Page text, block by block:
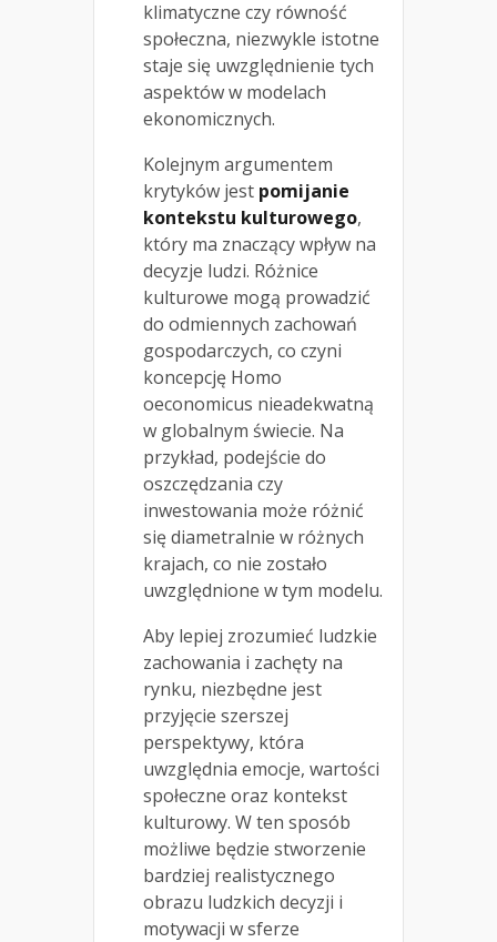
klimatyczne czy równość
społeczna, niezwykle istotne
staje się uwzględnienie tych
aspektów w modelach
ekonomicznych.
Kolejnym argumentem
krytyków jest pomijanie
kontekstu kulturowego,
który ma znaczący wpływ na
decyzje ludzi. Różnice
kulturowe mogą prowadzić
do odmiennych zachowań
gospodarczych, co czyni
koncepcję Homo
oeconomicus nieadekwatną
w globalnym świecie. Na
przykład, podejście do
oszczędzania czy
inwestowania może różnić
się diametralnie w różnych
krajach, co nie zostało
uwzględnione w tym modelu.
Aby lepiej zrozumieć ludzkie
zachowania i zachęty na
rynku, niezbędne jest
przyjęcie szerszej
perspektywy, która
uwzględnia emocje, wartości
społeczne oraz kontekst
kulturowy. W ten sposób
możliwe będzie stworzenie
bardziej realistycznego
obrazu ludzkich decyzji i
motywacji w sferze